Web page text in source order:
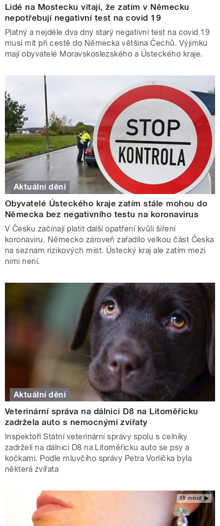
Lidé na Mostecku vítají, že zatím v Německu
nepotřebují negativní test na covid 19
Platný a nejdéle dva dny starý negativní test na covid 19
musí mít při cestě do Německa většina Čechů. Výjimku
mají obyvatelé Moravskoslezského a Ústeckého kraje.
Aktuální dění
Obyvatelé Ústeckého kraje zatím stále mohou do
Německa bez negativního testu na koronavirus
V Česku začínají platit další opatření kvůli šíření
koronaviru. Německo zároveň zařadilo velkou část Česka
na seznam rizikových míst. Ústecký kraj ale zatím mezi
nimi není.
Aktuální dění
Veterinární správa na dálnici D8 na Litoměřicku
zadržela auto s nemocnými zvířaty
Inspektoři Státní veterinární správy spolu s celníky
zadrželi na dálnici D8 na Litoměřicku auto se psy a
kočkami. Podle mluvčího správy Petra Vorlíčka byla
některá zvířata
19 minut